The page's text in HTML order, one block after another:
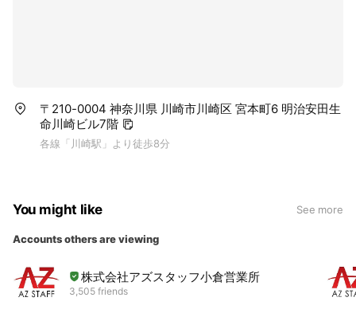
〒210-0004 神奈川県 川崎市川崎区 宮本町6 明治安田生
命川崎ビル7階
各線「川崎駅」より徒歩8分
You might like See more
Accounts others are viewing
株式会社アズスタッフ小倉営業所
3,505 friends